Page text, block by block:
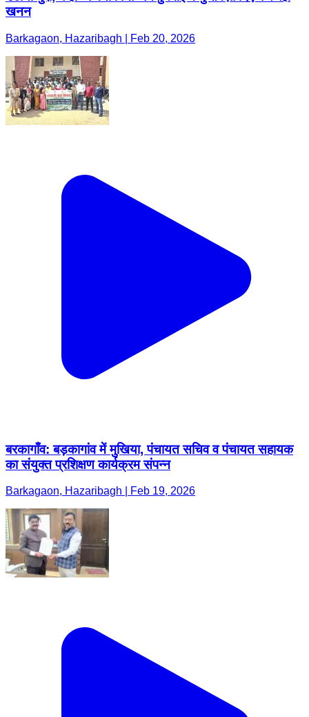
खनन
Barkagaon, Hazaribagh | Feb 20, 2026
बरकागाँव: बड़कागांव में मुखिया, पंचायत सचिव व पंचायत सहायक
का संयुक्त प्रशिक्षण कार्यक्रम संपन्न
Barkagaon, Hazaribagh | Feb 19, 2026